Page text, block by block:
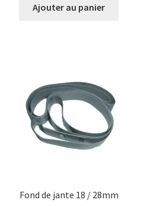
Ajouter au panier
Fond de jante 18 / 28mm